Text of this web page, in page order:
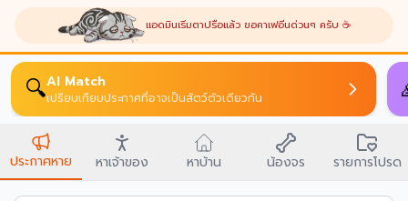
แอดมินเริ่มตาปรือแล้ว ขอคาเฟอีนด่วนๆ ครับ ☕
🔍AI Match
เปรียบเทียบประกาศที่อาจเป็นสัตว์ตัวเดียวกัน
ประกาศหาย หาเจ้าของ หาบ้าน น้องจร รายการโปรด